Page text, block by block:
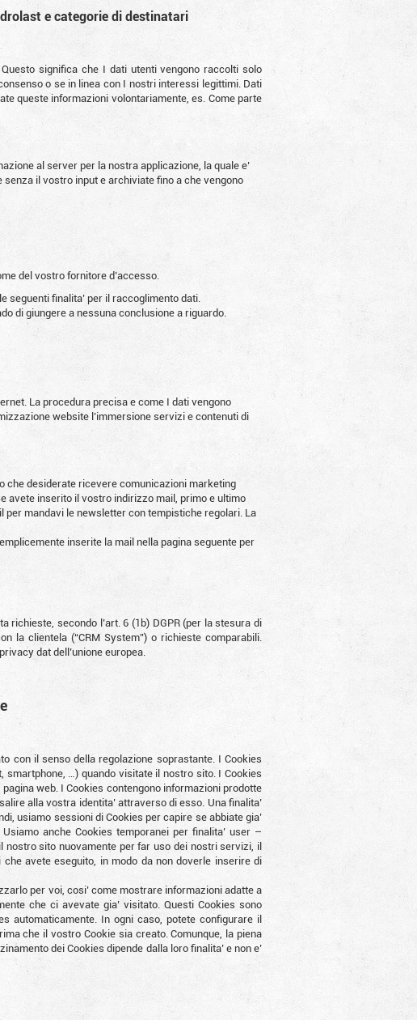
e categorie di destinatari
significa che I dati utenti vengono raccolti solo
o se in linea con I nostri interessi legittimi. Dati
queste informazioni volontariamente, es. Come parte
al server per la nostra applicazione, la quale e’
il vostro input e archiviate fino a che vengono
del vostro fornitore d’accesso.
seguenti finalita’ per il raccoglimento dati.
di giungere a nessuna conclusione a riguardo.
La procedura precisa e come I dati vengono
website l’immersione servizi e contenuti di
che desiderate ricevere comunicazioni marketing
avete inserito il vostro indirizzo mail, primo e ultimo
mandavi le newsletter con tempistiche regolari. La
inserite la mail nella pagina seguente per
secondo l’art. 6 (1b) DGPR (per la stesura di
la clientela (“CRM System”) o richieste comparabili.
dat dell’unione europea.
con il senso della regolazione soprastante. I Cookies
…) quando visitate il nostro sito. I Cookies
web. I Cookies contengono informazioni prodotte
alla vostra identita’ attraverso di esso. Una finalita’
usiamo sessioni di Cookies per capire se abbiate gia’
anche Cookies temporanei per finalita’ user –
sito nuovamente per far uso dei nostri servizi, il
avete eseguito, in modo da non doverle inserire di
per voi, cosi’ come mostrare informazioni adatte a
che ci avevate gia’ visitato. Questi Cookies sono
automaticamente. In ogni caso, potete configurare il
che il vostro Cookie sia creato. Comunque, la piena
dei Cookies dipende dalla loro finalita’ e non e’